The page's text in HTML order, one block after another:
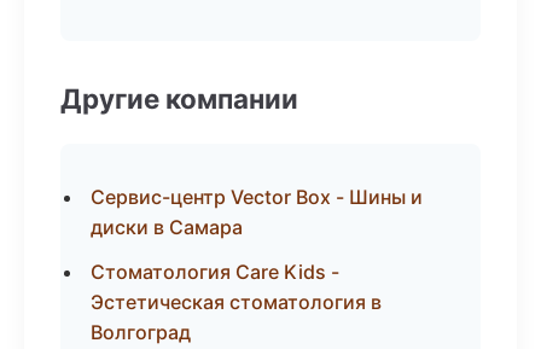
Другие компании
Сервис-центр Vector Box - Шины и
диски в Самара
Стоматология Care Kids -
Эстетическая стоматология в
Волгоград